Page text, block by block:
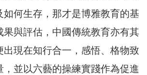
如何生存，那才是博雅教育的基
果與評估，中國傳統教育亦有其
出現在知行合一，感悟、格物致
，並以六藝的操練實踐作為促進